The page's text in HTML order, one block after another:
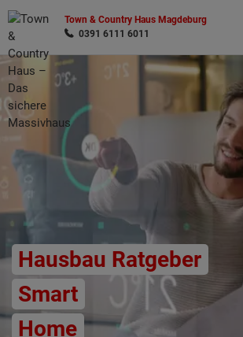
Town & Country Haus Magdeburg
0391 6111 6011
Hausbau Ratgeber
Smart
Home
Wonach möchten Sie